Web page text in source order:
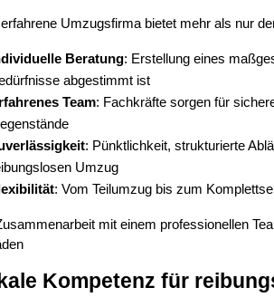
erfahrene Umzugsfirma bietet mehr als nur
Beratung: Erstellung eines
abgestimmt ist
Team: Fachkräfte sorgen für
: Pünktlichkeit, strukturierte
Umzug
: Vom Teilumzug bis zum
mit einem professionellen
Kompetenz für